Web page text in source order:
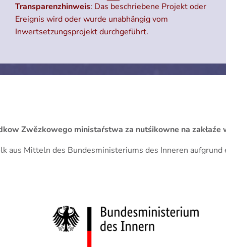
Transparenzhinweis: Das beschriebene Projekt oder
Ereignis wird oder wurde unabhängig vom
Inwertsetzungsprojekt durchgeführt.
Zwězkowego ministaŕstwa za nutśikowne na
aus Mitteln des Bundesministeriums des Inneren